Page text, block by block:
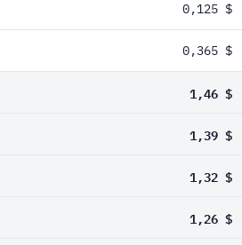
0,125 $
0,365 $
1,46 $
1,39 $
1,32 $
1,26 $